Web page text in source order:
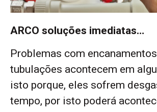
ARCO soluções imediatas…
Problemas com
tubulações acontecem em
isto porque, eles sofrem
tempo, por isto poderá